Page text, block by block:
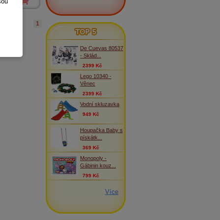
ks
1 TOP 5
De Cuevas 80537
- Sklád...
2399 Kč
Lego 10340 -
Věnec
2399 Kč
Vodní skluzavka
949 Kč
Houpačka Baby s
pískátk...
369 Kč
Monopoly -
Gábinin kouz...
799 Kč
Více